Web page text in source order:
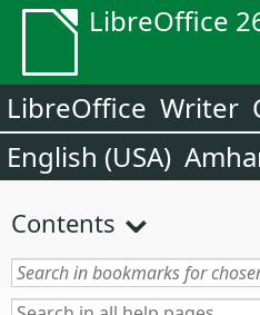
LibreOffice
LibreOffice Writer
English (USA)
Contents